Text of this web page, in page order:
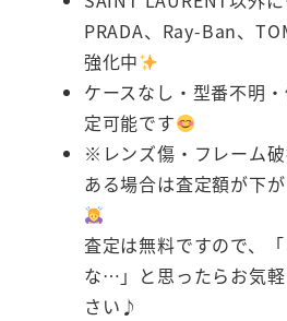
PRADA、Ray-Ban、
強化中
ケースなし・型番不明
定可能です
※レンズ傷・フレーム
ある場合は査定額が下
査定は無料ですので、
な…」と思ったらお気
さい♪